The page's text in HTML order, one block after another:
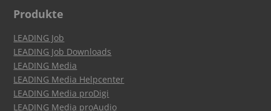
Produkte
LEADING Job
LEADING Job Downloads
LEADING Media
LEADING Media Helpcenter
LEADING Media proDigi
LEADING Media proAudio